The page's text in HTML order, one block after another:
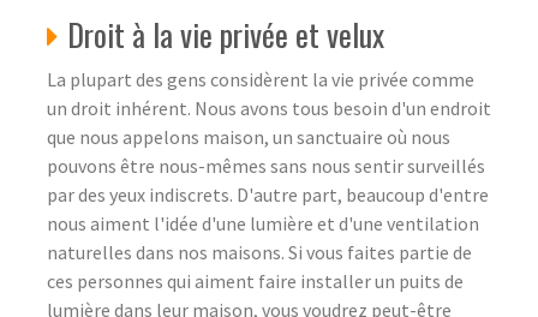
Droit à la vie privée et velux
La plupart des gens considèrent la vie privée comme
un droit inhérent. Nous avons tous besoin d'un endroit
que nous appelons maison, un sanctuaire où nous
pouvons être nous-mêmes sans nous sentir surveillés
par des yeux indiscrets. D'autre part, beaucoup d'entre
nous aiment l'idée d'une lumière et d'une ventilation
naturelles dans nos maisons. Si vous faites partie de
ces personnes qui aiment faire installer un puits de
lumière dans leur maison, vous voudrez peut-être